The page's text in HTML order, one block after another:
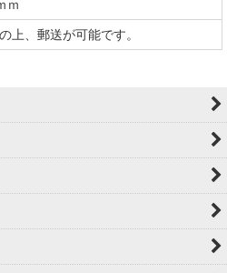
ｍ
上、郵送が可能です。